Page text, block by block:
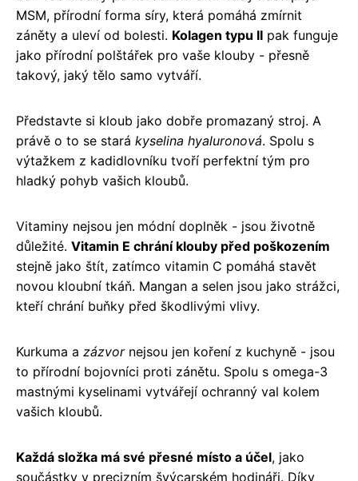
MSM, přírodní forma síry, která pomáhá zmírnit
záněty a uleví od bolesti. Kolagen typu II pak funguje
jako přírodní polštářek pro vaše klouby - přesně
takový, jaký tělo samo vytváří.
Představte si kloub jako dobře promazaný stroj. A
právě o to se stará kyselina hyaluronová. Spolu s
výtažkem z kadidlovníku tvoří perfektní tým pro
hladký pohyb vašich kloubů.
Vitaminy nejsou jen módní doplněk - jsou životně
důležité. Vitamin E chrání klouby před poškozením
stejně jako štít, zatímco vitamin C pomáhá stavět
novou kloubní tkáň. Mangan a selen jsou jako strážci,
kteří chrání buňky před škodlivými vlivy.
Kurkuma a zázvornejsou jen koření z kuchyně - jsou
to přírodní bojovníci proti zánětu. Spolu s omega-3
mastnými kyselinami vytvářejí ochranný val kolem
vašich kloubů.
Každá složka má své přesné místo a účel, jako
součástky v precizním švýcarském hodináři. Díky